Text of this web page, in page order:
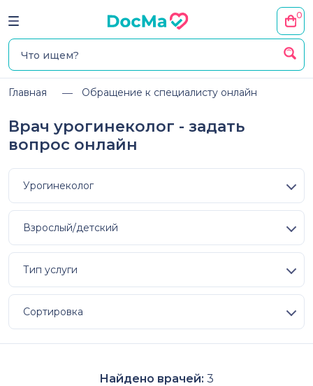
0
Главная Обращение к специалисту онлайн
Врач урогинеколог - задать
вопрос онлайн
Урогинеколог
Взрослый/детский
Тип услуги
Сортировка
Найдено врачей: 3